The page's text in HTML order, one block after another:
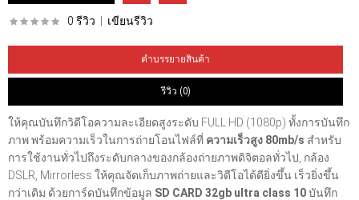
0 รีวิว เขียนรีวิว
คำบรรยายสินค้า
รีวิว (0)
ให้คุณบันทึกวิดีโอความละเอียดสูงระดับ FULL HD (1080p) ทั้งการบันทึก
ภาพ พร้อมความเร็วในการถ่ายโอนไฟล์ที่ ความเร็วสูง 80mb/s สำหรับ
การใช้งานทั่วไปถึงระดับกลางของกล้องถ่ายภาพดิจิตอลทั่วไป, กล้อง
DSLR, Mirrorless ให้คุณจัดเก็บภาพถ่ายและวิดีโอได้ดียิ่งขึ้น เร็วยิ่งขึ้น
กว่าเดิม ด้วยการ์ดบันทึกข้อมูล SD CARD 32gb ultra class 10บันทึก